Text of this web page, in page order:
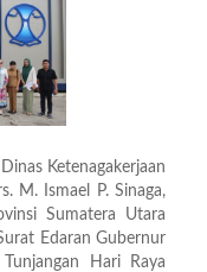
Ketenagakerjaan
M. Ismael P. Sinaga,
Sumatera Utara
Edaran Gubernur
Hari Raya